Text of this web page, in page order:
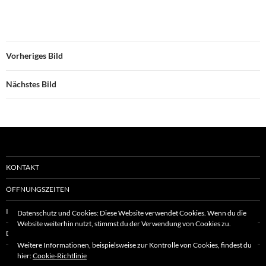
Vorheriges Bild
Nächstes Bild
KONTAKT
ÖFFNUNGSZEITEN
IMPRESSUM
DATENSCHUTZERKLÄRUNG
Datenschutz und Cookies: Diese Website verwendet Cookies. Wenn du die
Website weiterhin nutzt, stimmst du der Verwendung von Cookies zu.
Weitere Informationen, beispielsweise zur Kontrolle von Cookies, findest du
hier:Cookie-Richtlinie